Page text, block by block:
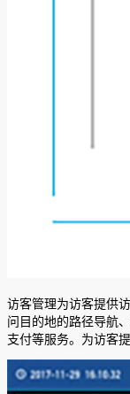
访客管理为访客提供
问目的地的路径导航
支付等服务。为访客